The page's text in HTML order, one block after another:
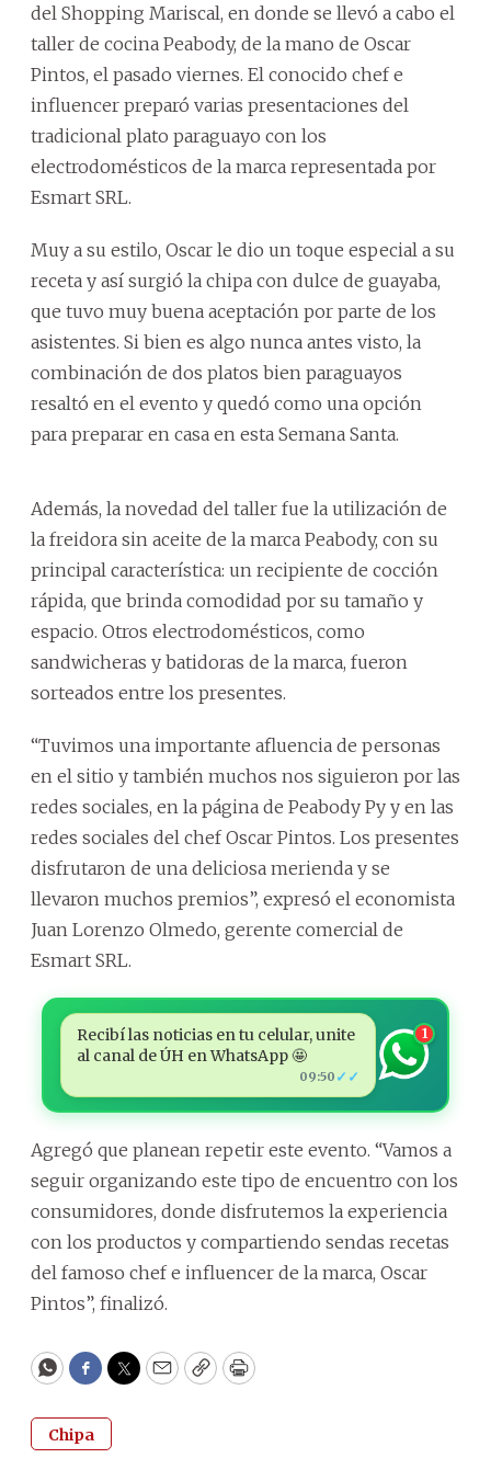
del Shopping Mariscal, en donde se llevó a cabo el
taller de cocina Peabody, de la mano de Oscar
Pintos, el pasado viernes. El conocido chef e
influencer preparó varias presentaciones del
tradicional plato paraguayo con los
electrodomésticos de la marca representada por
Esmart SRL.
Muy a su estilo, Oscar le dio un toque especial a su
receta y así surgió la chipa con dulce de guayaba,
que tuvo muy buena aceptación por parte de los
asistentes. Si bien es algo nunca antes visto, la
combinación de dos platos bien paraguayos
resaltó en el evento y quedó como una opción
para preparar en casa en esta Semana Santa.
Además, la novedad del taller fue la utilización de
la freidora sin aceite de la marca Peabody, con su
principal característica: un recipiente de cocción
rápida, que brinda comodidad por su tamaño y
espacio. Otros electrodomésticos, como
sandwicheras y batidoras de la marca, fueron
sorteados entre los presentes.
“Tuvimos una importante afluencia de personas
en el sitio y también muchos nos siguieron por las
redes sociales, en la página de Peabody Py y en las
redes sociales del chef Oscar Pintos. Los presentes
disfrutaron de una deliciosa merienda y se
llevaron muchos premios”, expresó el economista
Juan Lorenzo Olmedo, gerente comercial de
Esmart SRL.
Recibí las noticias en tu celular, unite
al canal de ÚH en WhatsApp 🤩
09:50 ✓✓
1
Agregó que planean repetir este evento. “Vamos a
seguir organizando este tipo de encuentro con los
consumidores, donde disfrutemos la experiencia
con los productos y compartiendo sendas recetas
del famoso chef e influencer de la marca, Oscar
Pintos”, finalizó.
WhatsApp
Facebook
Twitter
EmailCopyPrint
Chipa